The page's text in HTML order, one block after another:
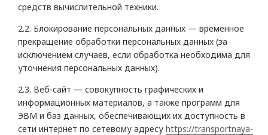
средств вычислительной техники.
2.2. Блокирование персональных данных — временное
прекращение обработки персональных данных (за
исключением случаев, если обработка необходима для
уточнения персональных данных).
2.3. Веб-сайт — совокупность графических и
информационных материалов, а также программ для
ЭВМ и баз данных, обеспечивающих их доступность в
сети интернет по сетевому адресу https://transportnaya-